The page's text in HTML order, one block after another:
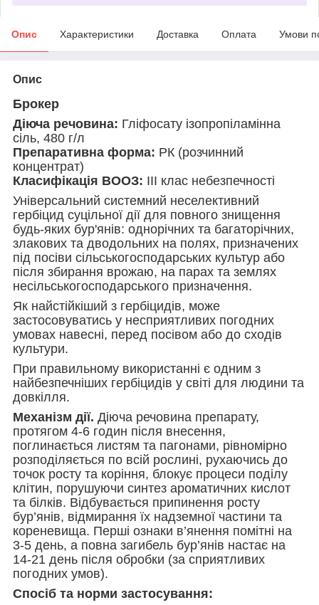
Опис Характеристики Доставка Оплата Умови
Опис
Брокер
Діюча речовина: Гліфосату ізопропіламінна
сіль, 480 г/л
Препаративна форма: РК (розчинний
концентрат)
Класифікація ВООЗ: ІІІ клас небезпечності
Універсальний системний неселективний
гербіцид суцільної дії для повного знищення
будь-яких бур'янів: однорічних та багаторічних,
злакових та дводольних на полях, призначених
під посіви сільськогосподарських культур або
після збирання врожаю, на парах та землях
несільськогосподарського призначення.
Як найстійкіший з гербіцидів, може
застосовуватись у несприятливих погодних
умовах навесні, перед посівом або до сходів
культури.
При правильному використанні є одним з
найбезпечніших гербіцидів у світі для людини та
довкілля.
Механізм дії. Діюча речовина препарату,
протягом 4-6 годин після внесення,
поглинається листям та пагонами, рівномірно
розподіляється по всій рослині, рухаючись до
точок росту та коріння, блокує процеси поділу
клітин, порушуючи синтез ароматичних кислот
та білків. Відбувається припинення росту
бур’янів, відмирання їх надземної частини та
кореневища. Перші ознаки в’янення помітні на
3-5 день, а повна загибель бур’янів настає на
14-21 день після обробки (за сприятливих
погодних умов).
Спосіб та норми застосування: